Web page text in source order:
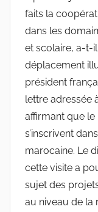
faits la
dans les
et scolaire, a-t-
déplacement
président
lettre adressée
affirmant que le
s’inscrivent
marocaine. Le
cette visite a
sujet des
au niveau de la